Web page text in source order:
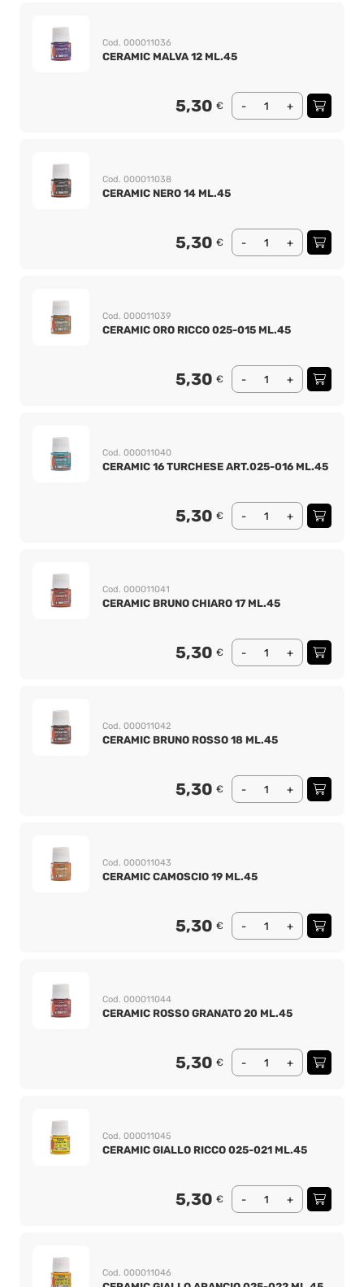
Cod. 000011036
CERAMIC MALVA 12 ML.45
5,30 € - +
Cod. 000011038
CERAMIC NERO 14 ML.45
5,30 € - +
Cod. 000011039
CERAMIC ORO RICCO 025-015 ML.45
5,30 € - +
Cod. 000011040
CERAMIC 16 TURCHESE ART.025-016 ML.45
5,30 € - +
Cod. 000011041
CERAMIC BRUNO CHIARO 17 ML.45
5,30 € - +
Cod. 000011042
CERAMIC BRUNO ROSSO 18 ML.45
5,30 € - +
Cod. 000011043
CERAMIC CAMOSCIO 19 ML.45
5,30 € - +
Cod. 000011044
CERAMIC ROSSO GRANATO 20 ML.45
5,30 € - +
Cod. 000011045
CERAMIC GIALLO RICCO 025-021 ML.45
5,30 € - +
Cod. 000011046